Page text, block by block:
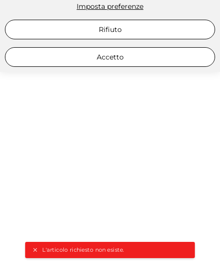
L'articolo richiesto non esiste.
Imposta preferenze
Rifiuto
Accetto